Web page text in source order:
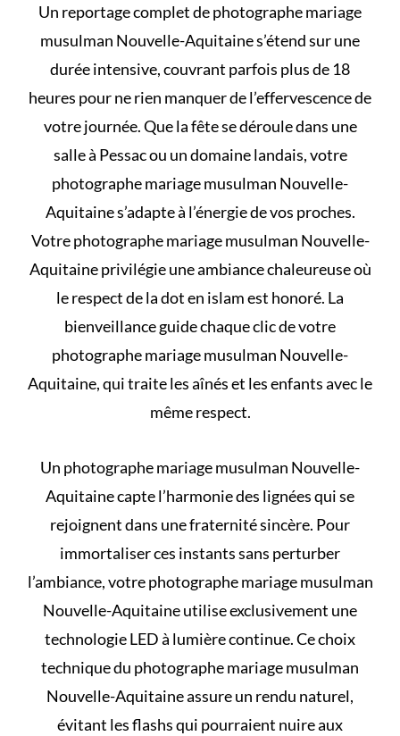
Un reportage complet de photographe mariage
musulman Nouvelle-Aquitaine s’étend sur une
durée intensive, couvrant parfois plus de 18
heures pour ne rien manquer de l’effervescence de
votre journée. Que la fête se déroule dans une
salle à Pessac ou un domaine landais, votre
photographe mariage musulman Nouvelle-
Aquitaine s’adapte à l’énergie de vos proches.
Votre photographe mariage musulman Nouvelle-
Aquitaine privilégie une ambiance chaleureuse où
le respect de ladot en islamest honoré. La
bienveillance guide chaque clic de votre
photographe mariage musulman Nouvelle-
Aquitaine, qui traite les aînés et les enfants avec le
même respect.
Un photographe mariage musulman Nouvelle-
Aquitaine capte l’harmonie des lignées qui se
rejoignent dans une fraternité sincère. Pour
immortaliser ces instants sans perturber
l’ambiance, votre photographe mariage musulman
Nouvelle-Aquitaine utilise exclusivement une
technologie LED à lumière continue. Ce choix
technique du photographe mariage musulman
Nouvelle-Aquitaine assure un rendu naturel,
évitant les flashs qui pourraient nuire aux